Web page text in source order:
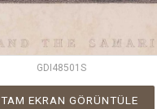
GDI48501S
TAM EKRAN GÖRÜNTÜLE